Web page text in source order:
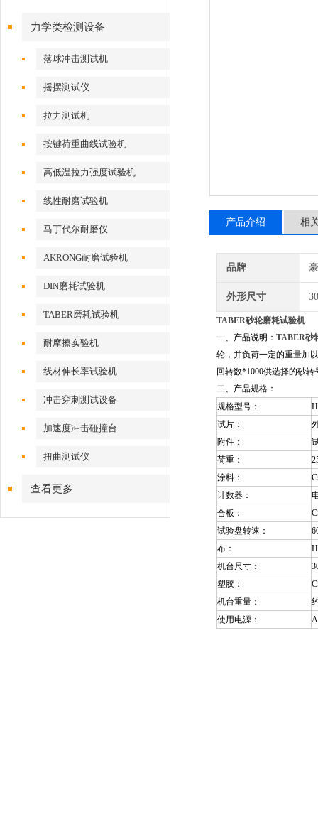
力学类检测设备
落球冲击测试机
摇摆测试仪
拉力测试机
按键荷重曲线试验机
高低温拉力强度试验机
线性耐磨试验机
马丁代尔耐磨仪
AKRONG耐磨试验机
DIN磨耗试验机
TABER磨耗试验机
耐摩擦实验机
线材伸长率试验机
冲击穿刺测试设备
加速度冲击碰撞台
扭曲测试仪
查看更多
产品介绍 相
品牌
外形尺寸
TABER砂轮磨耗试验机
一、 产品说明： TABER砂
轮，并负荷一定的重量加
回转数*1000供选择的砂转
二、产品规格：
规格型号：
试片：
附件：
荷重：
涂料：
计数器：
合板：
试验盘转速：
布：
机台尺寸：
塑胶：
机台重量：
使用电源：